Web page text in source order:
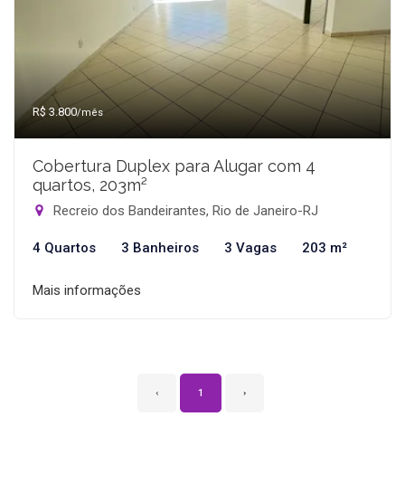
R$ 3.800/mês
Cobertura Duplex para Alugar com 4
quartos, 203m²
Recreio dos Bandeirantes, Rio de Janeiro-RJ
4 Quartos 3 Banheiros 3 Vagas 203 m²
Mais informações
‹ 1 ›